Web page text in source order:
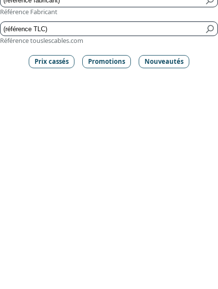
Référence Fabricant
Référence touslescables.com
Prix cassés Promotions Nouveautés